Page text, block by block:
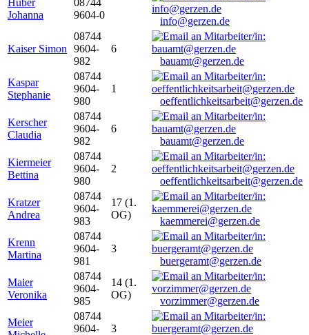
Johanna
9604-0
info@gerzen.de
Kaiser Simon
08744
9604-
982
6
bauamt@gerzen.de
Kaspar
Stephanie
08744
9604-
980
1
oeffentlichkeitsarbeit@gerzen.de
Kerscher
Claudia
08744
9604-
982
6
bauamt@gerzen.de
Kiermeier
Bettina
08744
9604-
980
2
oeffentlichkeitsarbeit@gerzen.de
Kratzer
Andrea
08744
9604-
983
17 (1.
OG)
kaemmerei@gerzen.de
Krenn
Martina
08744
9604-
981
3
buergeramt@gerzen.de
Maier
Veronika
08744
9604-
985
14 (1.
OG)
vorzimmer@gerzen.de
Meier
08744
9604-
3